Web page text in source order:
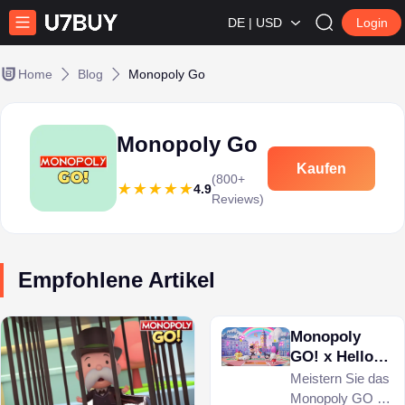
DE | USD Login
Home Blog Monopoly Go
Monopoly Go
4.9
(800+
Reviews)
Kaufen
Empfohlene Artikel
Monopoly
GO! x Hello
Kitty &
Friends:
Meistern Sie das
Monopoly GO x